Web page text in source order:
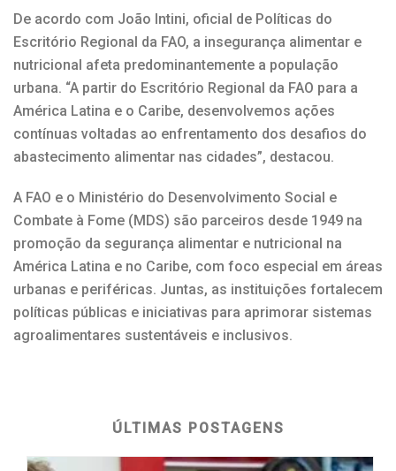
De acordo com João Intini, oficial de Políticas do
Escritório Regional da FAO, a insegurança alimentar e
nutricional afeta predominantemente a população
urbana. “A partir do Escritório Regional da FAO para a
América Latina e o Caribe, desenvolvemos ações
contínuas voltadas ao enfrentamento dos desafios do
abastecimento alimentar nas cidades”, destacou.
A FAO e o Ministério do Desenvolvimento Social e
Combate à Fome (MDS) são parceiros desde 1949 na
promoção da segurança alimentar e nutricional na
América Latina e no Caribe, com foco especial em áreas
urbanas e periféricas. Juntas, as instituições fortalecem
políticas públicas e iniciativas para aprimorar sistemas
agroalimentares sustentáveis e inclusivos.
ÚLTIMAS POSTAGENS